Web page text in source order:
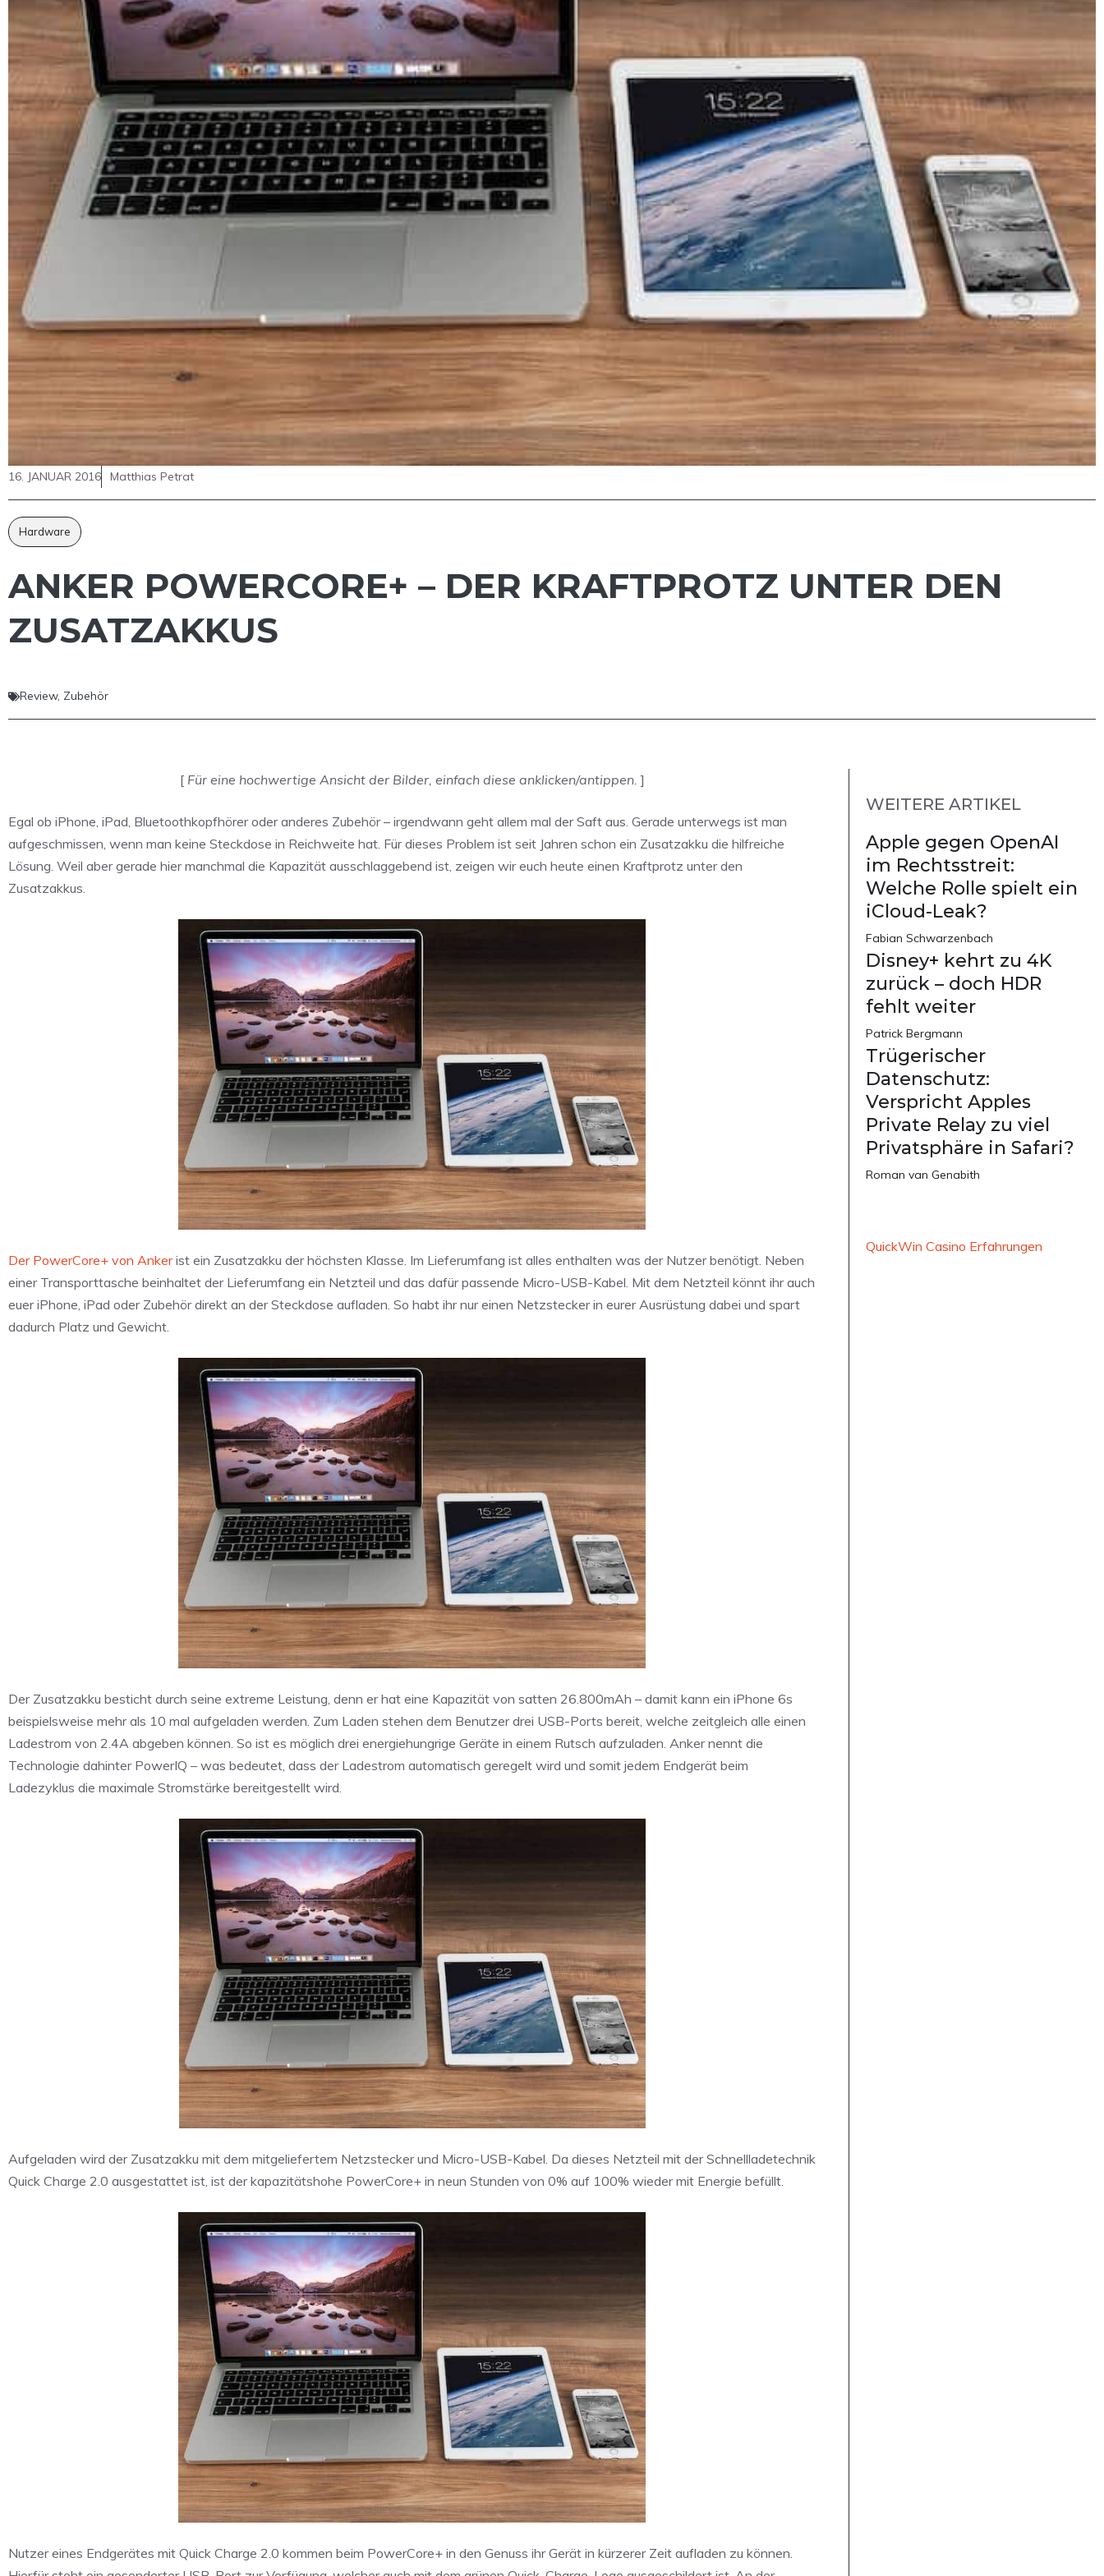
16. JANUAR 2016 Matthias Petrat
Hardware
ANKER POWERCORE+ – DER KRAFTPROTZ UNTER DEN
ZUSATZAKKUS
Review, Zubehör
[ Für eine hochwertige Ansicht der Bilder, einfach diese anklicken/antippen. ]
Egal ob iPhone, iPad, Bluetoothkopfhörer oder anderes Zubehör – irgendwann geht allem mal der Saft aus. Gerade unterwegs ist man
aufgeschmissen, wenn man keine Steckdose in Reichweite hat. Für dieses Problem ist seit Jahren schon ein Zusatzakku die hilfreiche
Lösung. Weil aber gerade hier manchmal die Kapazität ausschlaggebend ist, zeigen wir euch heute einen Kraftprotz unter den
Zusatzakkus.
Der PowerCore+ von Ankerist ein Zusatzakku der höchsten Klasse. Im Lieferumfang ist alles enthalten was der Nutzer benötigt. Neben
einer Transporttasche beinhaltet der Lieferumfang ein Netzteil und das dafür passende Micro-USB-Kabel. Mit dem Netzteil könnt ihr auch
euer iPhone, iPad oder Zubehör direkt an der Steckdose aufladen. So habt ihr nur einen Netzstecker in eurer Ausrüstung dabei und spart
dadurch Platz und Gewicht.
Der Zusatzakku besticht durch seine extreme Leistung, denn er hat eine Kapazität von satten 26.800mAh – damit kann ein iPhone 6s
beispielsweise mehr als 10 mal aufgeladen werden. Zum Laden stehen dem Benutzer drei USB-Ports bereit, welche zeitgleich alle einen
Ladestrom von 2.4A abgeben können. So ist es möglich drei energiehungrige Geräte in einem Rutsch aufzuladen. Anker nennt die
Technologie dahinter PowerIQ – was bedeutet, dass der Ladestrom automatisch geregelt wird und somit jedem Endgerät beim
Ladezyklus die maximale Stromstärke bereitgestellt wird.
Aufgeladen wird der Zusatzakku mit dem mitgeliefertem Netzstecker und Micro-USB-Kabel. Da dieses Netzteil mit der Schnellladetechnik
Quick Charge 2.0 ausgestattet ist, ist der kapazitätshohe PowerCore+ in neun Stunden von 0% auf 100% wieder mit Energie befüllt.
Nutzer eines Endgerätes mit Quick Charge 2.0 kommen beim PowerCore+ in den Genuss ihr Gerät in kürzerer Zeit aufladen zu können.
WEITERE ARTIKEL
Apple gegen OpenAI
im Rechtsstreit:
Welche Rolle spielt ein
iCloud-Leak?
Fabian Schwarzenbach
Disney+ kehrt zu 4K
zurück – doch HDR
fehlt weiter
Patrick Bergmann
Trügerischer
Datenschutz:
Verspricht Apples
Private Relay zu viel
Privatsphäre in Safari?
Roman van Genabith
QuickWin Casino Erfahrungen